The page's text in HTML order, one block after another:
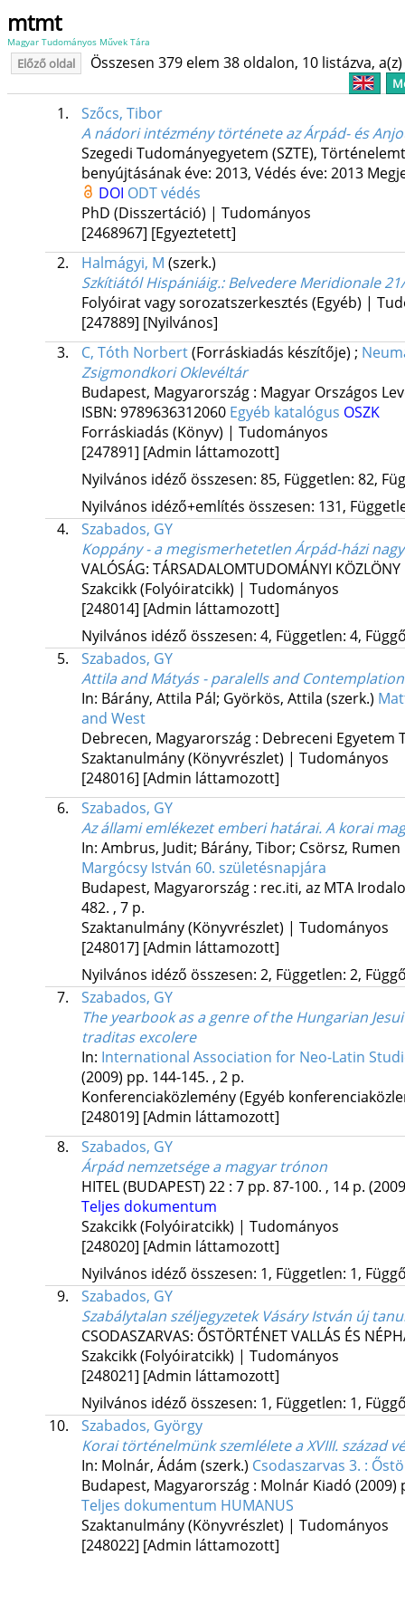
mtmt
Magyar Tudományos Művek Tára
Előző oldal Összesen 379 elem 38 oldalon, 10 listázva,
1.
Szőcs, Tibor
A nádori intézmény története az Árpád- és
Szegedi Tudományegyetem (SZTE),
benyújtásának éve: 2013, Védés éve: 2013
DOI ODT védés
PhD (Disszertáció) | Tudományos
[2468967] [Egyeztetett]
2.
Halmágyi, M (szerk.)
Szkítiától Hispániáig.: Belvedere Meridionale
Folyóirat vagy sorozatszerkesztés (Egyéb) |
[247889] [Nyilvános]
3.
C, Tóth Norbert(Forráskiadás készítője) ;
Zsigmondkori Oklevéltár
Budapest, Magyarország : Magyar Országos
ISBN: 9789636312060 Egyéb katalógus OSZK
Forráskiadás (Könyv) | Tudományos
[247891] [Admin láttamozott]
Nyilvános idéző összesen: 85, Független: 82,
Nyilvános idéző+említés összesen: 131,
4.
Szabados, GY
Koppány - a megismerhetetlen Árpád-házi
VALÓSÁG: TÁRSADALOMTUDOMÁNYI KÖZLÖNY
Szakcikk (Folyóiratcikk) | Tudományos
[248014] [Admin láttamozott]
Nyilvános idéző összesen: 4, Független: 4,
5.
Szabados, GY
Attila and Mátyás - paralells and
In: Bárány, Attila Pál; Györkös, Attila (szerk.)
and West
Debrecen, Magyarország : Debreceni Egyetem
Szaktanulmány (Könyvrészlet) | Tudományos
[248016] [Admin láttamozott]
6.
Szabados, GY
Az állami emlékezet emberi határai. A korai
In: Ambrus, Judit; Bárány, Tibor; Csörsz,
Margócsy István 60. születésnapjára
Budapest, Magyarország : rec.iti, az MTA
482. , 7 p.
Szaktanulmány (Könyvrészlet) | Tudományos
[248017] [Admin láttamozott]
Nyilvános idéző összesen: 2, Független: 2,
7.
Szabados, GY
The yearbook as a genre of the Hungarian
traditas excolere
In: International Association for Neo-Latin
(2009) pp. 144-145. , 2 p.
Konferenciaközlemény (Egyéb
[248019] [Admin láttamozott]
8.
Szabados, GY
Árpád nemzetsége a magyar trónon
HITEL (BUDAPEST) 22: 7 pp. 87-100. , 14 p.
Teljes dokumentum
Szakcikk (Folyóiratcikk) | Tudományos
[248020] [Admin láttamozott]
Nyilvános idéző összesen: 1, Független: 1,
9.
Szabados, GY
Szabálytalan széljegyzetek Vásáry István új
CSODASZARVAS: ŐSTÖRTÉNET VALLÁS ÉS
Szakcikk (Folyóiratcikk) | Tudományos
[248021] [Admin láttamozott]
Nyilvános idéző összesen: 1, Független: 1,
10.
Szabados, György
Korai történelmünk szemlélete a XVIII. század
In: Molnár, Ádám (szerk.) Csodaszarvas 3. :
Budapest, Magyarország : Molnár Kiadó (2009)
Teljes dokumentum HUMANUS
Szaktanulmány (Könyvrészlet) | Tudományos
[248022] [Admin láttamozott]